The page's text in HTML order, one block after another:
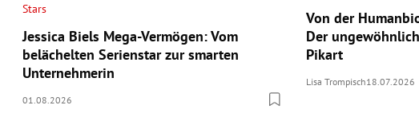
Stars
Jessica Biels Mega-Vermögen: Vom
belächelten Serienstar zur smarten
Unternehmerin
01.08.2026
Von der
Der
Pikart
Lisa Trompisch18.07.2026